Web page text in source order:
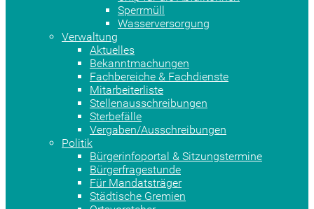
Sperrmüll
Wasserversorgung
Verwaltung
Aktuelles
Bekanntmachungen
Fachbereiche & Fachdienste
Mitarbeiterliste
Stellenausschreibungen
Sterbefälle
Vergaben/Ausschreibungen
Politik
Bürgerinfoportal & Sitzungstermine
Bürgerfragestunde
Für Mandatsträger
Städtische Gremien